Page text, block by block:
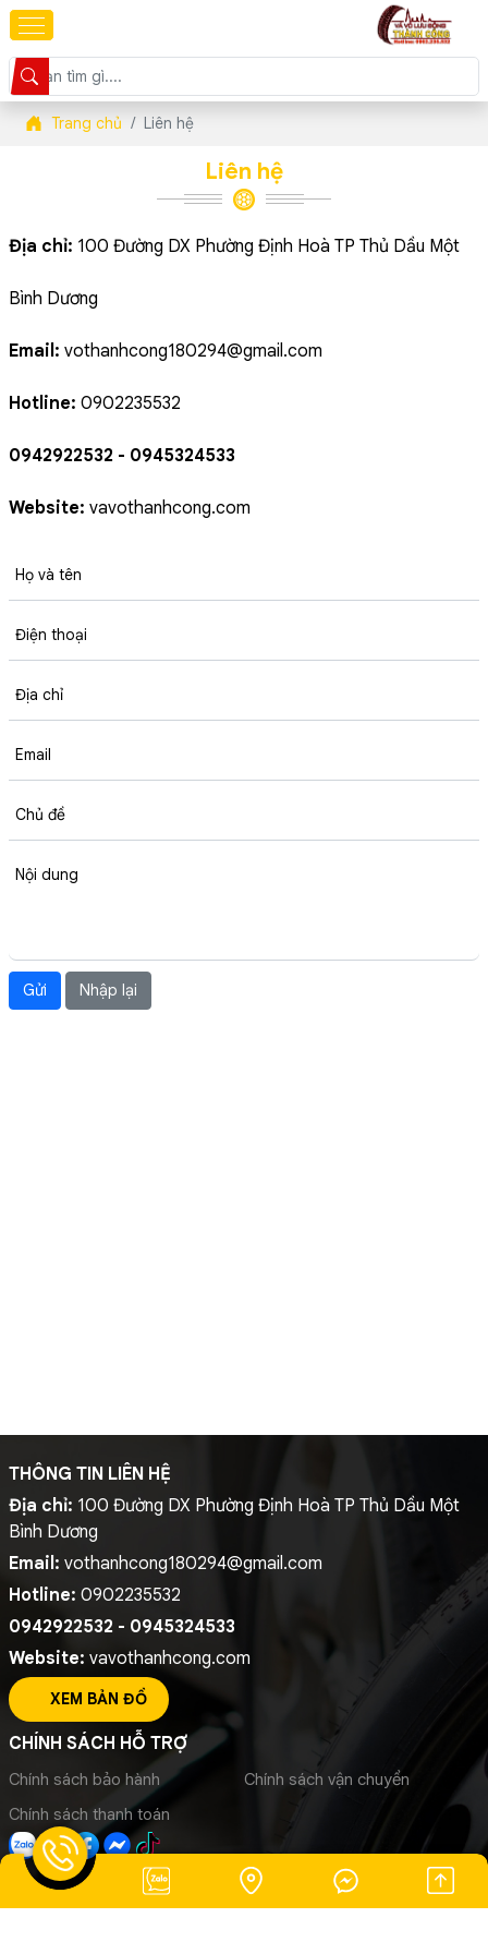
Trang chủ Liên hệ
Liên hệ
Địa chỉ: 100 Đường DX Phường Định Hoà TP Thủ Dầu Một
Bình Dương
Email: vothanhcong180294@gmail.com
Hotline: 0902235532
0942922532 - 0945324533
Website: vavothanhcong.com
Họ và tên
Điện thoại
Địa chỉ
Email
Chủ đề
Nội dung
Gửi Nhập lại
THÔNG TIN LIÊN HỆ
Địa chỉ: 100 Đường DX Phường Định Hoà TP Thủ Dầu Một
Bình Dương
Email: vothanhcong180294@gmail.com
Hotline: 0902235532
0942922532 - 0945324533
Website: vavothanhcong.com
XEM BẢN ĐỒ
CHÍNH SÁCH HỖ TRỢ
Chính sách bảo hành
Chính sách vận chuyển
Chính sách thanh toán
Copyright ©2025VÁ VỎ LƯU ĐỘNG 24/24 THÀNH CÔNG. All